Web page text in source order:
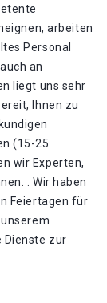
arbeiten
Personal
an
liegt uns sehr
Ihnen zu
(15-25
wir Experten,
. Wir haben
Feiertagen für
Dienste zur